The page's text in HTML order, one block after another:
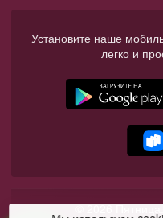
Установите наше
легко и
© 2026